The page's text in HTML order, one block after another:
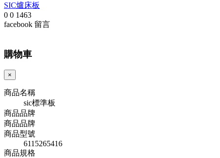
SIC爐床板
0 0 1463
facebook 留言
購物車
×
商品名稱
sic標準板
商品品牌
商品品牌
商品型號
6115265416
商品規格